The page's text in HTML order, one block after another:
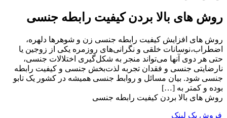
روش های بالا بردن کیفیت رابطه جنسی
روش های افزایش کیفیت رابطه جنسی زن و شوهرها دلهره،
اضطراب،نوسانات خلقی و نگرانی‌های روزمره یکی از زوجین یا
حتی هر دوی آنها می‌تواند منجر به شکل‌گیری اختلالات جنسی،
نارضایتی جنسی و فقدان تجربه لذت‌بخش جنسی و کیفیت رابطه
جنسی شود. بیان مسائل و روابط جنسی همیشه در کشور یک تابو
بوده و کمتر به […]
روش های بالا بردن کیفیت رابطه جنسی
فروش بک لینک